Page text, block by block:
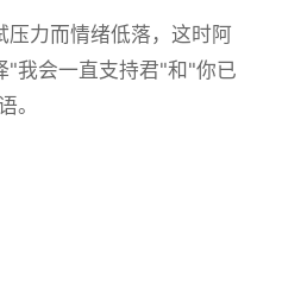
压力而情绪低落，这时阿
"我会一直支持君"和"你已
。